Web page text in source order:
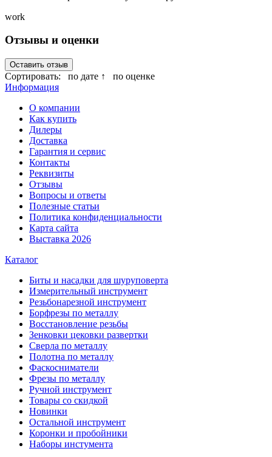
work
Отзывы и оценки
Оставить отзыв
Сортировать: по дате ↑
по оценке
Информация
О компании
Как купить
Дилеры
Доставка
Гарантия и сервис
Контакты
Реквизиты
Отзывы
Вопросы и ответы
Полезные статьи
Политика конфиденциальности
Карта сайта
Выставка 2026
Каталог
Биты и насадки для шуруповерта
Измерительный инструмент
Резьбонарезной инструмент
Борфрезы по металлу
Восстановление резьбы
Зенковки цековки развертки
Сверла по металлу
Полотна по металлу
Фаскосниматели
Фрезы по металлу
Ручной инструмент
Товары со скидкой
Новинки
Остальной инструмент
Коронки и пробойники
Наборы инстумента